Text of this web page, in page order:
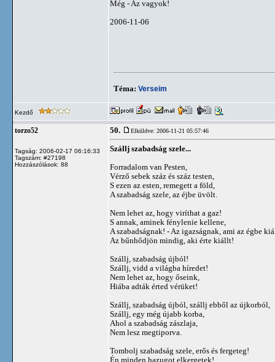
Még - Az vagyok!
2006-11-06
Téma: Verseim
Kezdő
torzo52
Tagság: 2006-02-17 06:16:33
Tagszám: #27198
Hozzászólások: 88
50. Elküldve: 2006-11-21 05:57:46
Szállj szabadság szele...
Forradalom van Pesten,
Vérző sebek száz és száz testen,
S ezen az esten, remegett a föld,
A szabadság szele, az éjbe üvölt.
Nem lehet az, hogy viríthat a gaz!
S annak, aminek fénylenie kellene,
A szabadságnak! - Az igazságnak, ami az égbe
Az bűnhődjön mindig, aki érte kiállt!
Szállj, szabadság újból!
Szállj, vidd a világba híredet!
Nem lehet az, hogy őseink,
Hiába adták érted vérüket!
Szállj, szabadság újból, szállj ebből az újkorból,
Szállj, egy még újabb korba,
Ahol a szabadság zászlaja,
Nem lesz megtiporva.
Tombolj szabadság szele, erős és fergeteg!
Én minden hazugot elkergetek!